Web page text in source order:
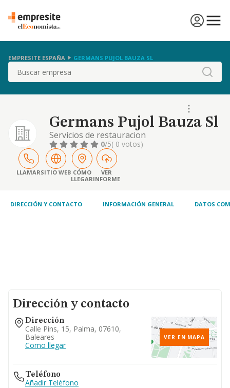
EMPRESITE ESPAÑA GERMANS PUJOL BAUZA SL
Buscar
Germans Pujol Bauza Sl
Servicios de restauracion
0/5( 0 votos)
LLAMARSITIO WEB CÓMO
LLEGAR
VER
INFORME
DIRECCIÓN Y CONTACTO INFORMACIÓN GENERAL DATOS
Dirección y contacto
Dirección
Calle Pins, 15, Palma, 07610,
Baleares
Como llegar
VER EN MAPA
Teléfono
Añadir Teléfono